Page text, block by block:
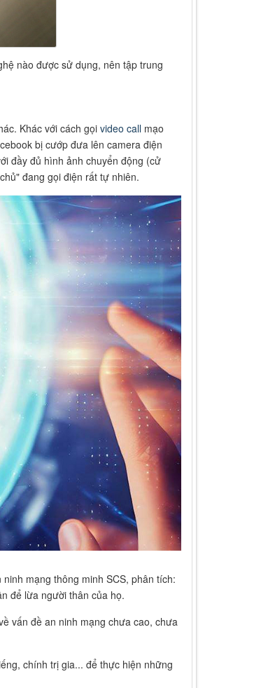
nào được sử dụng, nên tập trung
Khác với cách gọi video callmạo
bị cướp đưa lên camera điện
đầy đủ hình ảnh chuyển động (cử
đang gọi điện rất tự nhiên.
mạng thông minh SCS, phân tích:
để lừa người thân của họ.
vấn đề an ninh mạng chưa cao, chưa
chính trị gia... để thực hiện những